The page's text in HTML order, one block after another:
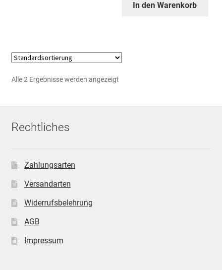
In den Warenkorb
Alle 2 Ergebnisse werden angezeigt
Rechtliches
Zahlungsarten
Versandarten
Widerrufsbelehrung
AGB
Impressum